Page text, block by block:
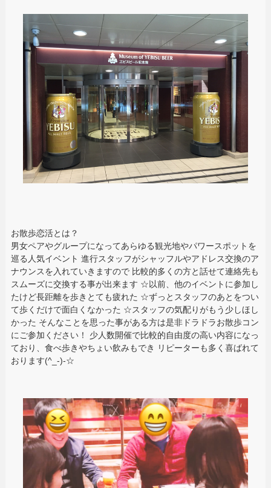
お散歩恋活とは？
男女ペアやグループになってあらゆる観光地やパワースポットを
巡る人気イベント 進行スタッフがシャッフルやアドレス交換のア
ナウンスを入れていきますので 比較的多くの方と話せて連絡先も
スムーズに交換する事が出来ます ☆以前、他のイベントに参加し
たけど長距離を歩きとても疲れた ☆ずっとスタッフのあとをつい
て歩くだけで面白くなかった ☆スタッフの気配りがもう少しほし
かった そんなことを思った事がある方は是非ドラドラお散歩コン
にご参加ください！ 少人数開催で比較的自由度の高い内容になっ
ており、食べ歩きやちょい飲みもでき リピーターも多く喜ばれて
おります(^_-)-☆